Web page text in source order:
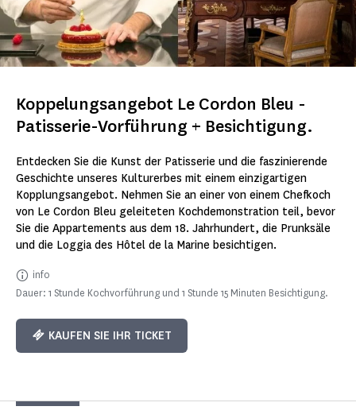
Koppelungsangebot Le Cordon Bleu -
Patisserie-Vorführung + Besichtigung.
Entdecken Sie die Kunst der Patisserie und die faszinierende
Geschichte unseres Kulturerbes mit einem einzigartigen
Kopplungsangebot. Nehmen Sie an einer von einem Chefkoch
von Le Cordon Bleu geleiteten Kochdemonstration teil, bevor
Sie die Appartements aus dem 18. Jahrhundert, die Prunksäle
und die Loggia des Hôtel de la Marine besichtigen.
info
Dauer: 1 Stunde Kochvorführung und 1 Stunde 15 Minuten Besichtigung.
KAUFEN SIE IHR TICKET